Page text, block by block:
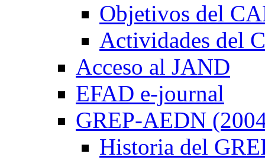
Objetivos del
Actividades del
Acceso al JAND
EFAD e-journal
GREP-AEDN
Historia del